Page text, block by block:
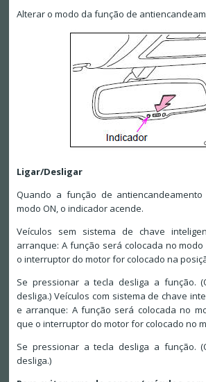
Alterar o modo da função de
Ligar/Desligar
Quando a função de
modo ON, o indicador acende.
Veículos sem sistema de chave
arranque: A função será colocada no
o interruptor do motor for colocado na
Se pressionar a tecla desliga a função.
desliga.) Veículos com sistema de chave
e arranque: A função será colocada no
que o interruptor do motor for colocado no
Se pressionar a tecla desliga a função.
desliga.)